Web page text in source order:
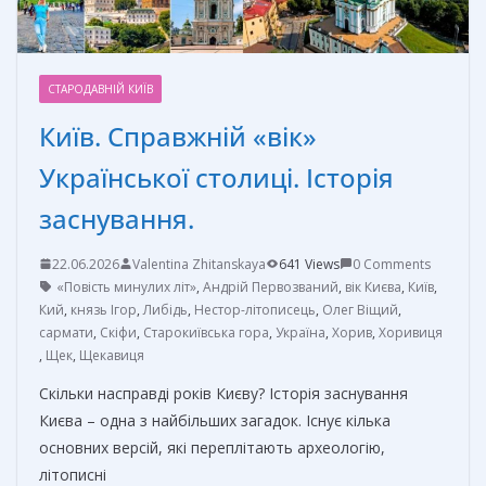
СТАРОДАВНІЙ КИЇВ
Київ. Справжній «вік»
Української столиці. Історія
заснування.
22.06.2026 Valentina Zhitanskaya 641 Views
0 Comments
«Повість минулих літ», Андрій Первозваний, вік Києва, Київ,
Кий, князь Ігор,Либідь, Нестор-літописець, Олег Віщий,
сармати, Скіфи, Старокиївська гора, Україна, Хорив, Хоривиця
, Щек, Щекавиця
Скільки насправді років Києву? Історія заснування
Києва – одна з найбільших загадок. Існує кілька
основних версій, які переплітають археологію,
літописні